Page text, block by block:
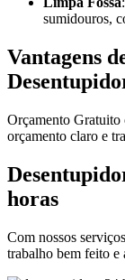
sumidouros,
Vantagens
Orçamento Gratuito
orçamento claro e
horas
Com nossos
trabalho bem feito e